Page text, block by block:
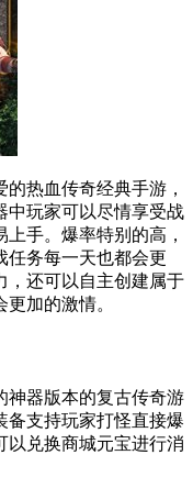
热血传奇经典手游，
中玩家可以尽情享受战
手。爆率特别的高，
任务每一天也都会更
，还可以自主创建属于
加的激情。
神器版本的复古传奇游
备支持玩家打怪直接爆
以兑换商城元宝进行消